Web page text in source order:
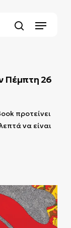
Menu
Πέμπτη 26
προτείνει
να είναι